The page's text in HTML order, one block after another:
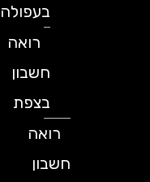
בעפולה
רואה
חשבון
בצפת
רואה
חשבון